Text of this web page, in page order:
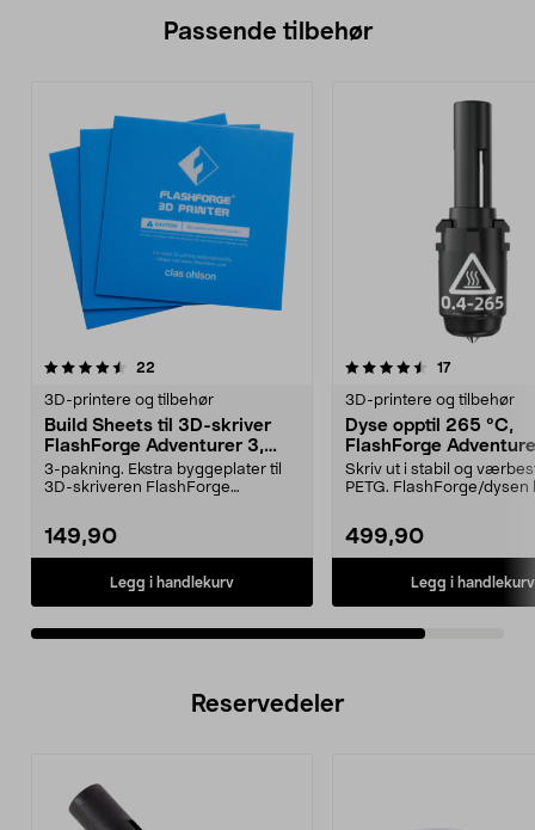
Passende tilbehør
22
3D-printere og tilbehør
Build Sheets til 3D-skriver
FlashForge Adventurer 3,
38-8870
3-pakning. Ekstra byggeplater til
3D-skriveren FlashForge
149,90
Legg i handlekurv
4.5av 5 stjerner 17anmeldelser
3D-printere og tilbehør
Dyse opptil 265 °C,
FlashForge
mm
Skriv ut i stabil og
PETG. FlashForge/dysen
499,90
Legg i handlekurv
Reservedeler